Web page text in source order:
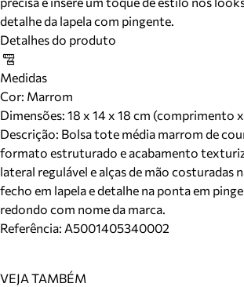
detalhe da lapela com pingente.
Detalhes do produto
Medidas
Cor: Marrom
Dimensões: 18 x 14 x 18 cm (comprimento
Descrição: Bolsa tote média marrom de
formato estruturado e acabamento
lateral regulável e alças de mão costuradas
fecho em lapela e detalhe na ponta em
redondo com nome da marca.
Referência: A5001405340002
VEJA TAMBÉM